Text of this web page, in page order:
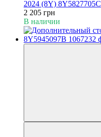
2024 (8Y) 8Y5827705C
2 205 грн
В наличии